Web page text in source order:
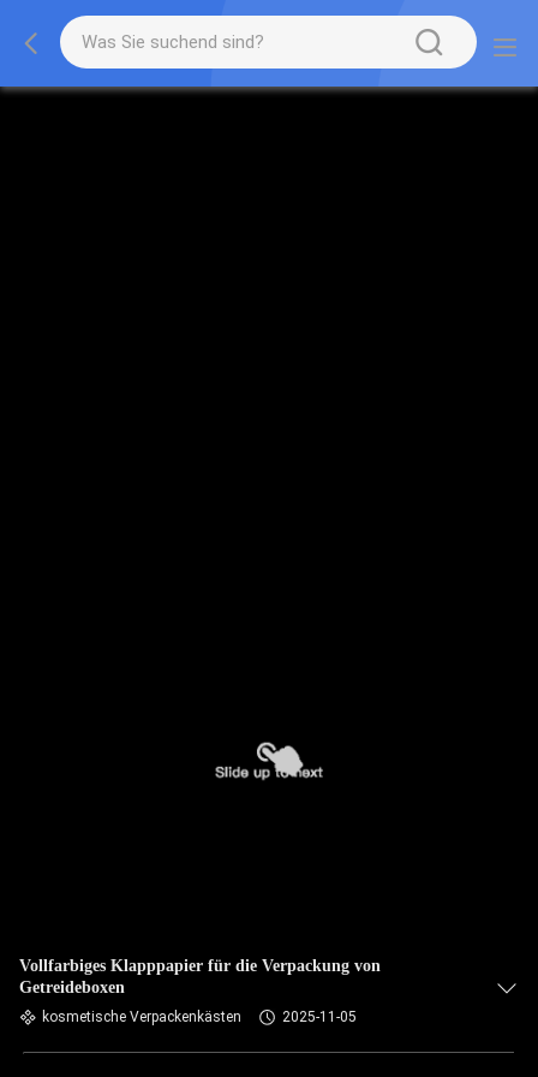
Vollfarbiges Klapppapier für die Verpackung von
Getreideboxen
kosmetische Verpackenkästen 2025-11-05